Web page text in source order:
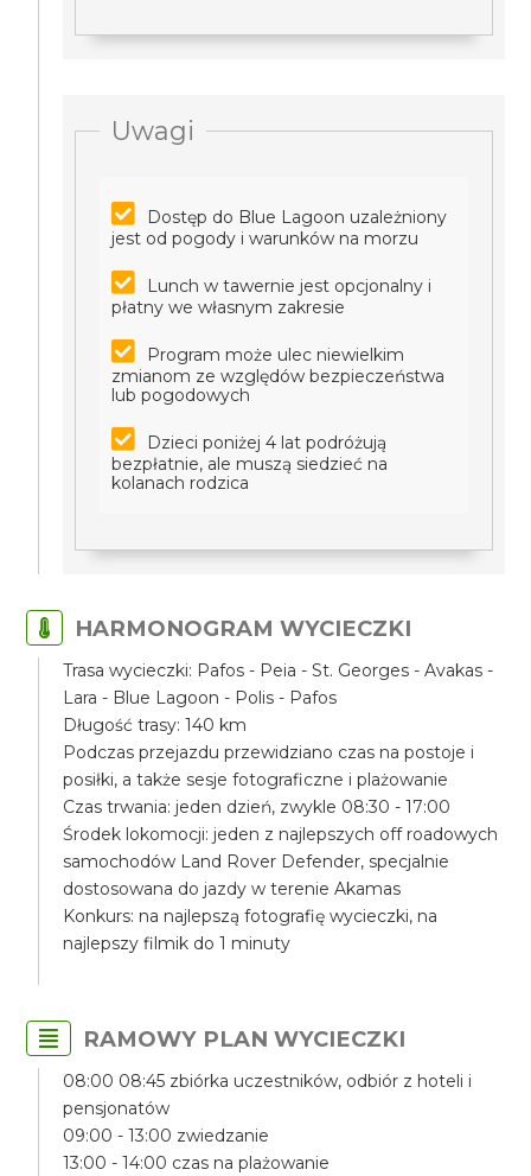
Uwagi
Dostęp do Blue Lagoon uzależniony
jest od pogody i warunków na morzu
Lunch w tawernie jest opcjonalny i
płatny we własnym zakresie
Program może ulec niewielkim
zmianom ze względów bezpieczeństwa
lub pogodowych
Dzieci poniżej 4 lat podróżują
bezpłatnie, ale muszą siedzieć na
kolanach rodzica
HARMONOGRAM WYCIECZKI
Trasa wycieczki: Pafos - Peia - St. Georges - Avakas -
Lara - Blue Lagoon - Polis - Pafos
Długość trasy: 140 km
Podczas przejazdu przewidziano czas na postoje i
posiłki, a także sesje fotograficzne i plażowanie
Czas trwania: jeden dzień, zwykle 08:30 - 17:00
Środek lokomocji: jeden z najlepszych off roadowych
samochodów Land Rover Defender, specjalnie
dostosowana do jazdy w terenie Akamas
Konkurs: na najlepszą fotografię wycieczki, na
najlepszy filmik do 1 minuty
RAMOWY PLAN WYCIECZKI
08:00 08:45 zbiórka uczestników, odbiór z hoteli i
pensjonatów
09:00 - 13:00 zwiedzanie
13:00 - 14:00 czas na plażowanie